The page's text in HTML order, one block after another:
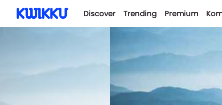
Discover Trending Premium